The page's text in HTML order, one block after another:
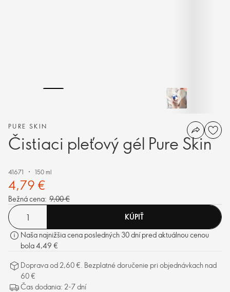
PURE SKIN
Čistiaci pleťový gél Pure Skin
41671 150 ml
4,79 €
Bežná cena: 9,00 €
KÚPIŤ
Naša najnižšia cena posledných 30 dní pred aktuálnou cenou
bola 4,49 €
Doprava od 2,60 €. Bezplatné doručenie pri objednávkach nad
60 €
Čas dodania: 2-7 dní